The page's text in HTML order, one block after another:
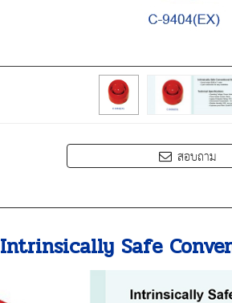
สอบถาม
Intrinsically Safe